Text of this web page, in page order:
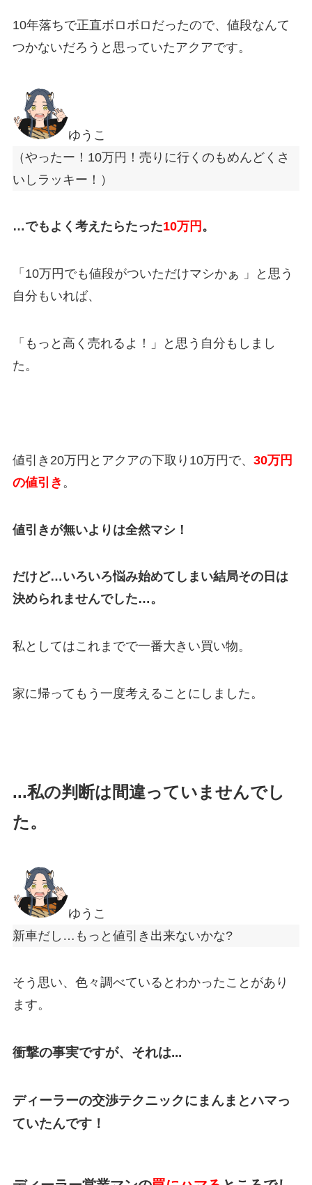
10年落ちで正直ボロボロだったので、値段なんて
つかないだろうと思っていたアクアです。
ゆうこ
（やったー！10万円！売りに行くのもめんどくさ
いしラッキー！）
…でもよく考えたらたった10万円 。
「10万円でも値段がついただけマシかぁ
」と思う
自分もいれば、
「もっと高く売れるよ！」と思う自分もしまし
た。
値引き 20万円 とアクアの下取り10万円で、 30万円
の値引き 。
値引きが無いよりは全然マシ！
だけど…いろいろ悩み始めてしまい結局その日は
決められませんでした…。
私としてはこれまでで一番大きい買い物。
家に帰ってもう一度考えることにしました。
...私の判断は間違っていませんでし
た。
ゆうこ
新車だし…もっと値引き出来ないかな?
そう思い、色々調べているとわかったことがあり
ます。
衝撃の事実ですが、 それは...
ディーラーの交渉テクニックにまんまとハマっ
ていたんです！